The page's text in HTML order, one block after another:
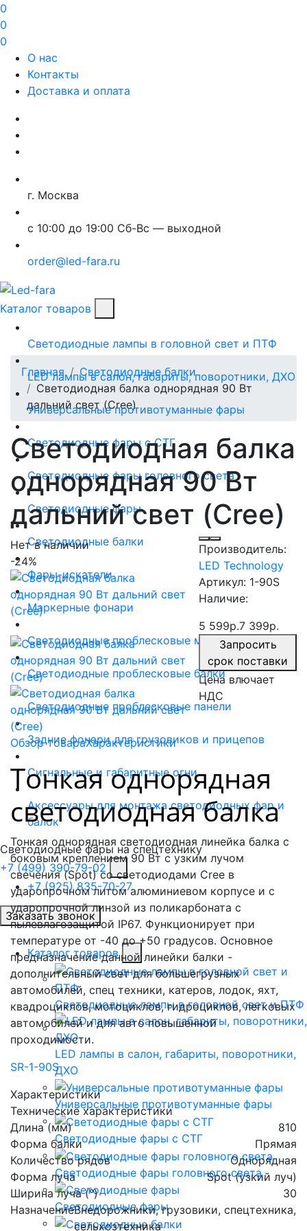
0
0
0
О нас
Контакты
Доставка и оплата
г. Москва
с 10:00 до 19:00 Сб-Вс — выходной
order@led-fara.ru
Каталог товаров
Светодиодные лампы в головной свет и ПТФ
LED лампы в салон, габариты, поворотники, ДХО
Универсальные противотуманные фары
Светодиодные фары с СТГ
Светодиодные фары головного света
Светодиодные фары
Светодиодные балки
Фары-искатели
Маркерные фонари
Светодиодные проблесковые маяки и фары
Светодиодные проблесковые балки
Светодиодные проблесковые панели
Задние фонари для грузовиков и прицепов
Сигнальные и габаритные огни
Аксессуары для монтажа светодиодных фар и
балок
Светодиодные фары на спецтехнику
+7 (499) 390-79-02
+7 (925) 835-70-27
Заказать звонок
Каталог товаров
Светодиодные лампы в головной свет и ПТФ
LED лампы в салон, габариты, поворотники,
ДХО
Универсальные противотуманные фары
Светодиодные фары с СТГ
Светодиодные фары головного света
Светодиодные фары
Главная
Светодиодные балки
Светодиодная балка однорядная 90 Вт
дальний свет (Cree)
Светодиодная балка
однорядная 90 Вт
дальний свет (Cree)
Нет в наличии
-24%
Производитель:
LED Technology
Артикул: 1-90S
Наличие:
5 599р.7 399р.
Запросить
срок поставки
Цена влючает
НДС
Обзор товараХарактеристики
Тонкая однорядная
светодиодная балка
Тонкая однорядная светодиодная линейка балка с
боковым креплением 90 Вт с узким лучом
свечения (Spot) со светодиодами Cree в
ударопрочном литом алюминиевом корпусе и с
ударопрочной линзой из поликарбоната с
пылевлагозащитой IP67. Функционирует при
температуре от -40 до +50 градусов. Основное
предназначение данной линейки балки -
дополнительный свет для большегрузных
автомобилей, спец техники, катеров, лодок, яхт,
квадроциклов, мотоциклов, гидроциклов, легковых
автомобилей и для авто повышенной
проходимости.
SR-1-90S
Характеристики
Технические характеристики
Длина (мм)
810
Форма балки
Прямая
Количество рядов
Однорядная
Форма луча
Spot (узкий луч)
Ширина луча (°)
30
НазначениеВнедорожники, грузовики, спецтехника,
сельхозтехника